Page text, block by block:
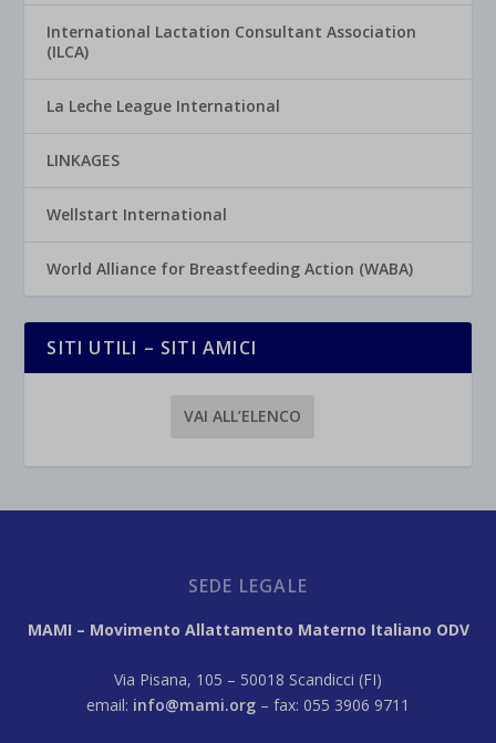
International Lactation Consultant Association
(ILCA)
La Leche League International
LINKAGES
Wellstart International
World Alliance for Breastfeeding Action (WABA)
SITI UTILI – SITI AMICI
VAI ALL’ELENCO
SEDE LEGALE
MAMI – Movimento Allattamento Materno Italiano ODV
Via Pisana, 105 – 50018 Scandicci (FI)
email: info@mami.org – fax: 055 3906 9711